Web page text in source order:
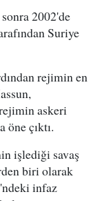
2002'de
Suriye
rejimin en
askeri
öne çıktı.
işlediği savaş
biri olarak
infaz